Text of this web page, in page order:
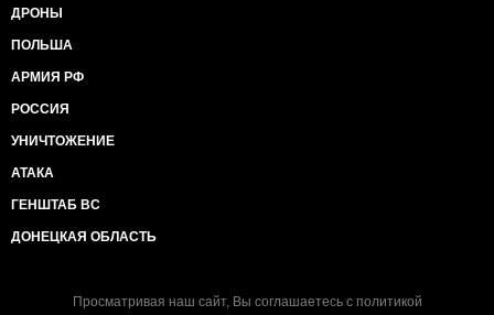
ДРОНЫ
ПОЛЬША
АРМИЯ РФ
РОССИЯ
УНИЧТОЖЕНИЕ
АТАКА
ГЕНШТАБ ВС
ДОНЕЦКАЯ ОБЛАСТЬ
Просматривая наш сайт, Вы соглашаетесь с политикой